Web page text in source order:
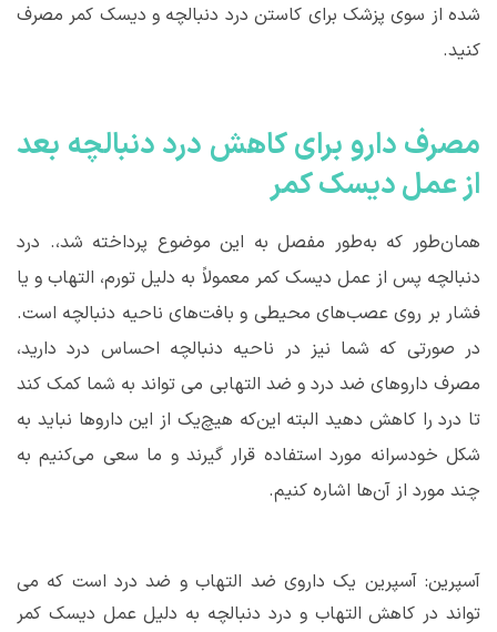
شده از سوی پزشک برای کاستن درد دنبالچه و دیسک کمر مصرف
کنید.
مصرف دارو برای کاهش درد دنبالچه بعد
از عمل دیسک کمر
همان‌طور که به‌طور مفصل به این موضوع پرداخته شد،. درد
دنبالچه پس از عمل دیسک کمر معمولاً به دلیل تورم، التهاب و یا
فشار بر روی عصب‌های محیطی و بافت‌های ناحیه دنبالچه است.
در صورتی که شما نیز در ناحیه دنبالچه احساس درد دارید،
مصرف داروهای ضد درد و ضد التهابی می تواند به شما کمک کند
تا درد را کاهش دهید البته این‌که هیچ‌یک از این داروها نباید به
شکل خودسرانه مورد استفاده قرار گیرند و ما سعی می‌کنیم به
چند مورد از آن‌ها اشاره کنیم.
آسپرین: آسپرین یک داروی ضد التهاب و ضد درد است که می
تواند در کاهش التهاب و درد دنبالچه به دلیل عمل دیسک کمر